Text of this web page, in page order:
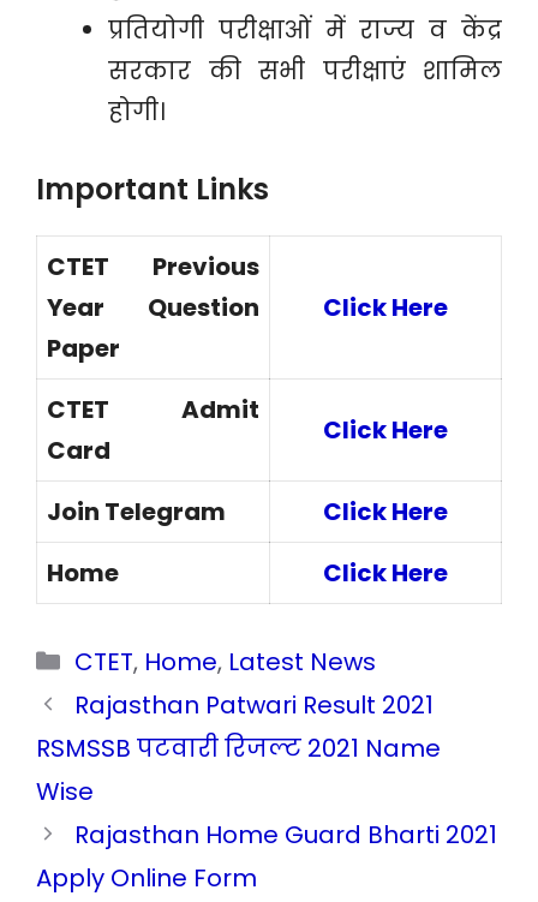
प्रतियोगी परीक्षाओं में राज्य व केंद्र
सरकार की सभी परीक्षाएं शामिल
होगी।
Important Links
CTET Previous
Year Question
Paper
Click Here
CTET Admit
Card
Click Here
Join Telegram
Click Here
Home
Click Here
Categories
CTET, Home, Latest News
Rajasthan Patwari Result 2021
RSMSSB पटवारी रिजल्ट 2021 Name
Wise
Rajasthan Home Guard Bharti 2021
Apply Online Form